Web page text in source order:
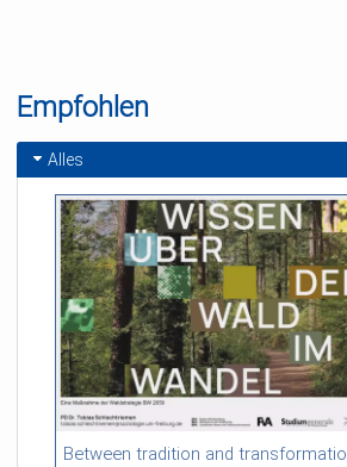
Empfohlen
Alles
54:13 duration